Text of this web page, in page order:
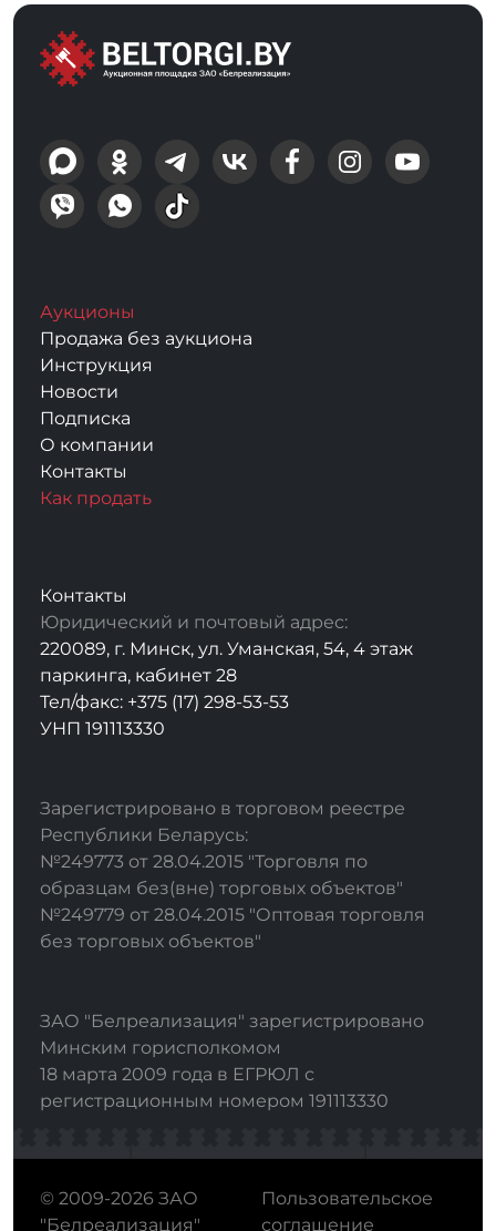
Аукционы
Продажа без аукциона
Инструкция
Новости
Подписка
О компании
Контакты
Как продать
Контакты
Юридический и почтовый адрес:
220089, г. Минск, ул. Уманская, 54, 4 этаж
паркинга, кабинет 28
Тел/факс: +375 (17) 298-53-53
УНП 191113330
Зарегистрировано в торговом реестре
Республики Беларусь:
№249773 от 28.04.2015 "Торговля по
образцам без(вне) торговых объектов"
№249779 от 28.04.2015 "Оптовая торговля
без торговых объектов"
ЗАО "Белреализация" зарегистрировано
Минским горисполкомом
18 марта 2009 года в ЕГРЮЛ с
регистрационным номером 191113330
© 2009-2026 ЗАО
"Белреализация"
Пользовательское
соглашение